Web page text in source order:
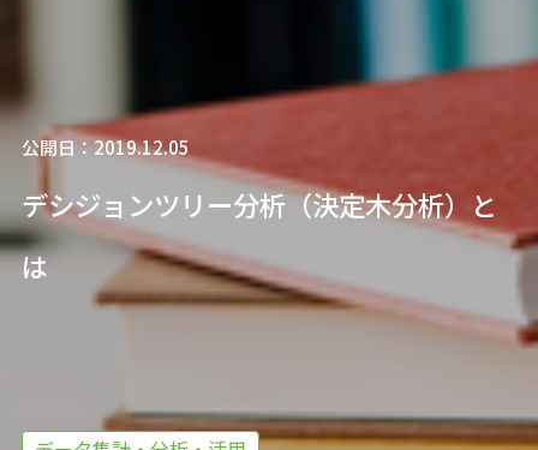
公開日：2019.12.05
デシジョンツリー分析（決定木分析）と
は